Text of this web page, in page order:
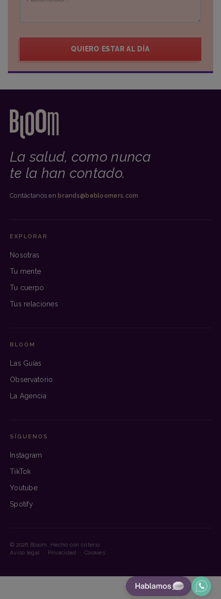
QUIERO ESTAR AL DÍA
La salud, como nunca
te la han contado.
Contáctanos enbrands@bebloomers.com
EXPLORAR
Nosotras
Tu mente
Tu cuerpo
Tus relaciones
BLOOM
Las Guías
Observatorio
La Agencia
SÍGUENOS
Instagram
TikTok
Youtube
Spotify
© 2026 Bloom. Hecho con criterio.
Aviso legal · Privacidad · Cookies